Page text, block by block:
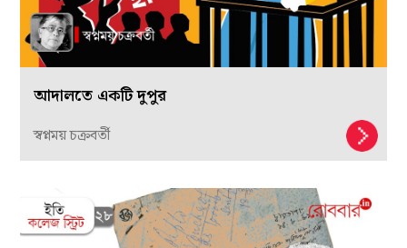
আদালতে একটি দুপুর
স্বপ্নময় চক্রবর্তী